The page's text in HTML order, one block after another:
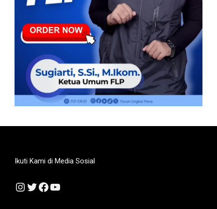
Ikuti Kami di Media Sosial
Instagram
Twitter
Facebook
YouTube